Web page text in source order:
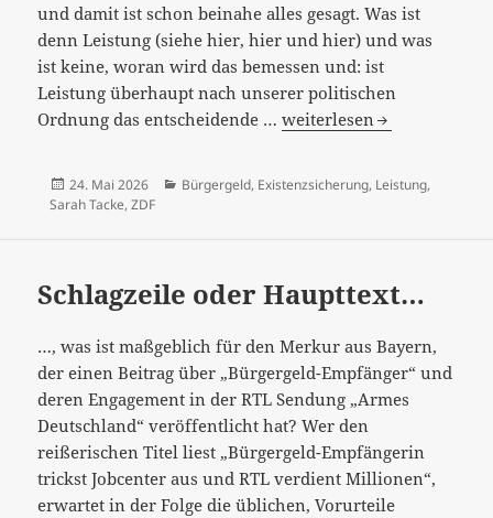
und damit ist schon beinahe alles gesagt. Was ist
denn Leistung (siehe hier, hier und hier) und was
ist keine, woran wird das bemessen und: ist
Leistung überhaupt nach unserer politischen
Ordnung das entscheidende …„Leben
weiterlesen
Veröffentlicht
am
24. Mai 2026 Kategorien
Bürgergeld, Existenzsicherung, Leistung,
Sarah Tacke, ZDF
Schlagzeile oder Haupttext…
…, was ist maßgeblich für den Merkur aus Bayern,
der einen Beitrag über „Bürgergeld-Empfänger“ und
deren Engagement in der RTL Sendung „Armes
Deutschland“ veröffentlicht hat? Wer den
reißerischen Titel liest „Bürgergeld-Empfängerin
trickst Jobcenter aus und RTL verdient Millionen“,
erwartet in der Folge die üblichen, Vorurteile